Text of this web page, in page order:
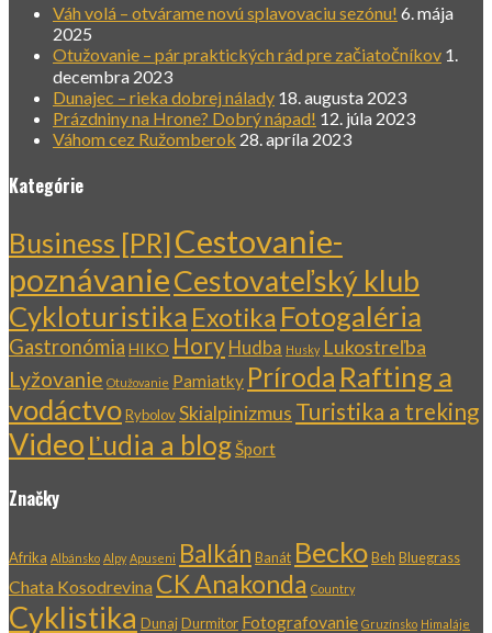
Váh volá – otvárame novú splavovaciu sezónu! 6. mája
2025
Otužovanie – pár praktických rád pre začiatočníkov 1.
decembra 2023
Dunajec – rieka dobrej nálady 18. augusta 2023
Prázdniny na Hrone? Dobrý nápad! 12. júla 2023
Váhom cez Ružomberok 28. apríla 2023
Kategórie
Business [PR]Cestovanie-
poznávanieCestovateľský klub
Cykloturistika Exotika Fotogaléria
Gastronómia HIKO Hory Hudba Husky Lukostreľba
Lyžovanie Otužovanie Pamiatky Príroda Rafting a
vodáctvoRybolovSkialpinizmus Turistika a treking
Video Ľudia a blogŠport
Značky
Afrika Albánsko Alpy Apuseni Balkán Banát BeckoBeh Bluegrass
Chata Kosodrevina CK Anakonda Country
Cyklistika DunajDurmitor Fotografovanie Gruzínsko Himaláje